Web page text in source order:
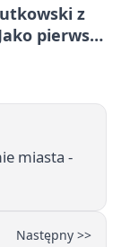
z
pierwszy
miasta -
Następny >>